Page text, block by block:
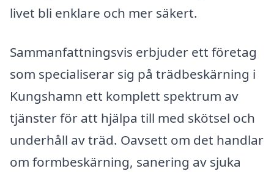
livet bli enklare och mer säkert.
Sammanfattningsvis erbjuder ett företag
som specialiserar sig på trädbeskärning i
Kungshamn ett komplett spektrum av
tjänster för att hjälpa till med skötsel och
underhåll av träd. Oavsett om det handlar
om formbeskärning, sanering av sjuka